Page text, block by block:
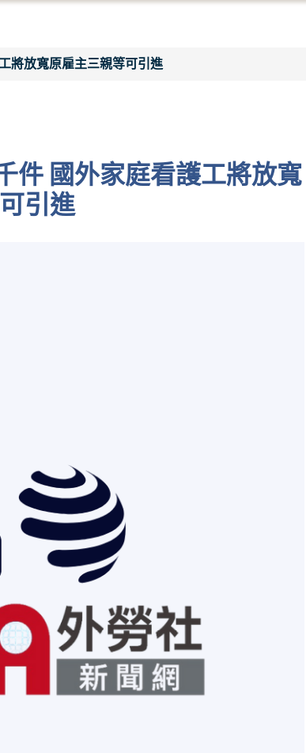
將放寬原雇主三親等可引進
件 國外家庭看護工將放寬
引進